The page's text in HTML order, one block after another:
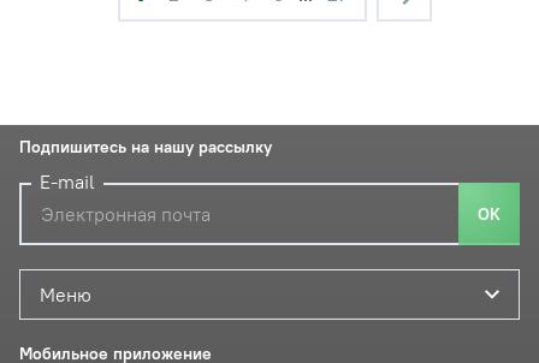
Меню
Мобильное приложение
Подпишитесь на нашу рассылку
E-mail
ОК